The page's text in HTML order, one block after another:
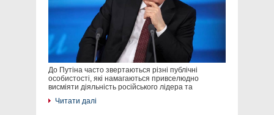
До Путіна часто звертаються різні публічні
особистості, які намагаються привселюдно
висміяти діяльність російського лідера та
Читати далі